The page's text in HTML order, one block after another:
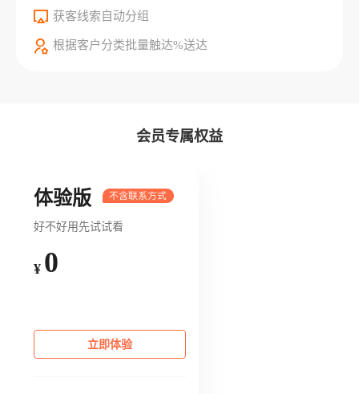
获客线索自动分组
根据客户分类批量触达%送达
会员专属权益
体验版
好不好用先试试看
¥ 0
立即体验